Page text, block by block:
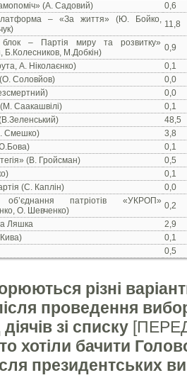
(А. Садовий)
0,6
– «За життя» (Ю. Бойко, 11,8
блок – Партія миру та розвитку»
Б.Колесников, М.Добкін)
0,9
А. Ніколаєнко)
0,1
Соловйов)
0,0
0,0
Саакашвілі)
0,1
48,5
Смешко)
3,8
0,1
(В. Гройсман)
0,5
0,1
(С. Каплін)
0,0
об’єднання патріотів «УКРОП»
О. Шевченко)
0,2
Ляшка
2,9
0,1
0,5
різні
проведення
зі списку
хотіли бачити
президентських